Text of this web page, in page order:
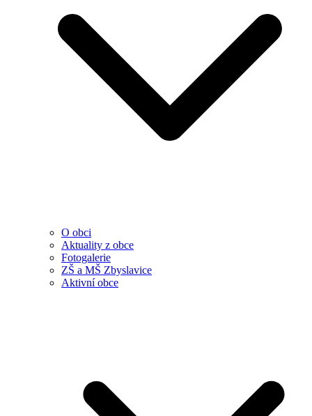
O obci
Aktuality z obce
Fotogalerie
ZŠ a MŠ Zbyslavice
Aktivní obce